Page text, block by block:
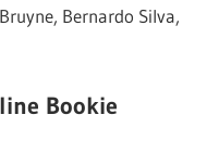
Bernardo Silva,
Bookie